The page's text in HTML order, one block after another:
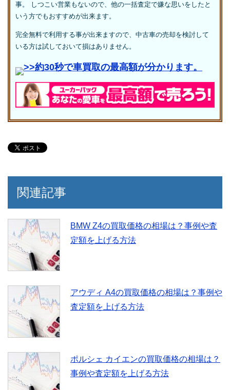
事。 しつこい営業もないので、他の一括査定で嫌な思いをしたと
いう方でもおすすめが出来ます。
完全無料で利用する事が出来ますので、中古車の売却を検討して
いる方は試しておいて損はありません。
>>約30秒で車買取の最高額が分かります。
関連記事
BMW Z4の買取価格の相場は？事例や査
定額を上げる方法
アウディ A4の買取価格の相場は？事例や
査定額を上げる方法
ポルシェ カイエンの買取価格の相場は？
事例や査定額を上げる方法